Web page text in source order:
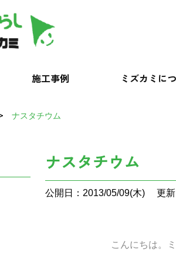
施工事例 ミズカミに
ナスタチウム
ナスタチウム
公開日：2013/05/09(木) 更
こんにちは。ミント